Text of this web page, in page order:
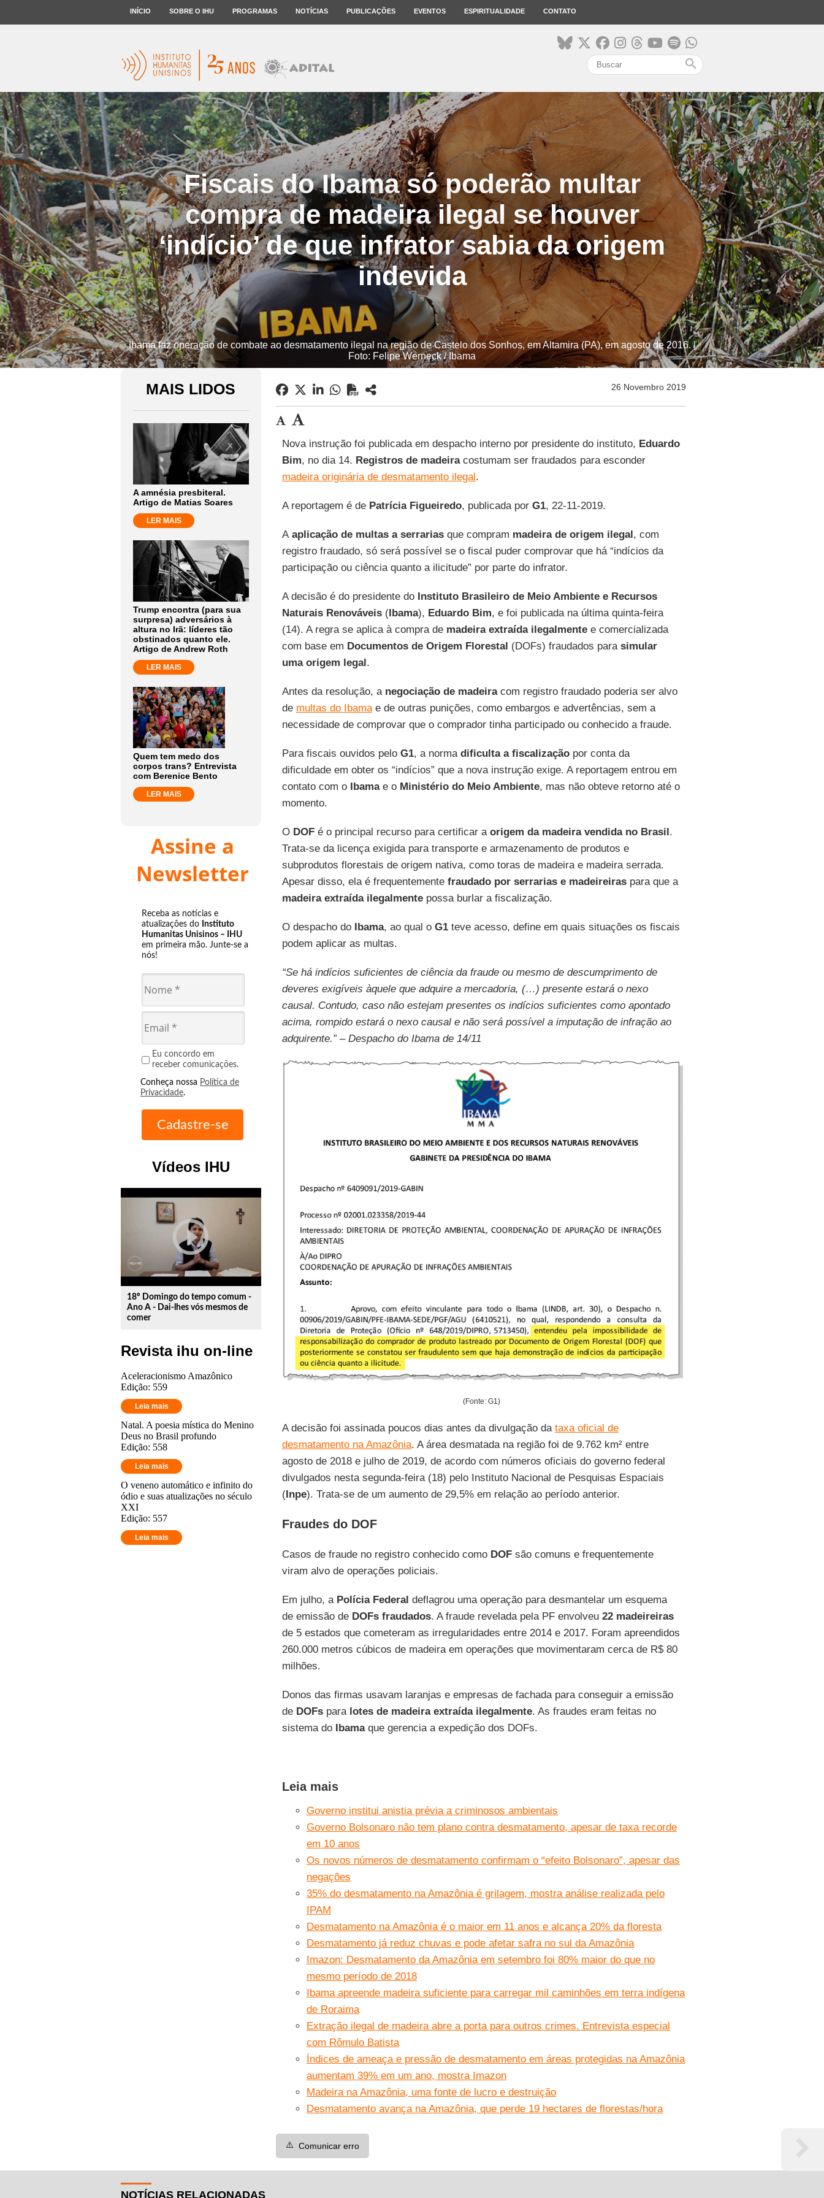
INÍCIO SOBRE O IHU PROGRAMAS NOTÍCIAS PUBLICAÇÕES EVENTOS ESPIRITUALIDADE CONTATO
search
Fiscais do Ibama só poderão multar
compra de madeira ilegal se houver
‘indício’ de que infrator sabia da origem
indevida
Ibama faz operação de combate ao desmatamento ilegal na região de Castelo dos Sonhos, em Altamira (PA), em agosto de 2016. |
Foto: Felipe Werneck / Ibama
MAIS LIDOS
A amnésia presbiteral.
Artigo de Matias Soares
LER MAIS
Trump encontra (para sua
surpresa) adversários à
altura no Irã: líderes tão
obstinados quanto ele.
Artigo de Andrew Roth
LER MAIS
Quem tem medo dos
corpos trans? Entrevista
com Berenice Bento
LER MAIS
Assine a
Newsletter
Receba as notícias e
atualizações do Instituto
Humanitas Unisinos – IHU
em primeira mão. Junte-se a
nós!
Eu concordo em
receber comunicações.
Conheça nossa Política de
Privacidade.
Vídeos IHU
play_circle_outline
18º Domingo do tempo comum -
Ano A - Dai-lhes vós mesmos de
comer
Revista ihu on-line
Aceleracionismo Amazônico
Edição: 559
Leia mais
Natal. A poesia mística do Menino
Deus no Brasil profundo
Edição: 558
Leia mais
O veneno automático e infinito do
ódio e suas atualizações no século
XXI
Edição: 557
Leia mais
26 Novembro 2019
Nova instrução foi publicada em despacho interno por presidente do instituto, Eduardo
Bim, no dia 14. Registros de madeiracostumam ser fraudados para esconder
madeira originária de desmatamento ilegal.
A reportagem é dePatrícia Figueiredo, publicada por G1, 22-11-2019.
Aaplicação de multas a serrariasque compram madeira de origem ilegal, com
registro fraudado, só será possível se o fiscal puder comprovar que há “indícios da
participação ou ciência quanto a ilicitude” por parte do infrator.
A decisão é do presidente do Instituto Brasileiro de Meio Ambiente e Recursos
Naturais Renováveis(Ibama), Eduardo Bim, e foi publicada na última quinta-feira
(14). A regra se aplica à compra de madeira extraída ilegalmentee comercializada
com base em Documentos de Origem Florestal (DOFs) fraudados para simular
uma origem legal.
Antes da resolução, a negociação de madeiracom registro fraudado poderia ser alvo
de multas do Ibamae de outras punições, como embargos e advertências, sem a
necessidade de comprovar que o comprador tinha participado ou conhecido a fraude.
Para fiscais ouvidos pelo G1, a norma dificulta a fiscalizaçãopor conta da
dificuldade em obter os “indícios” que a nova instrução exige. A reportagem entrou em
contato com o Ibamae o Ministério do Meio Ambiente, mas não obteve retorno até o
momento.
O DOFé o principal recurso para certificar a origem da madeira vendida no Brasil.
Trata-se da licença exigida para transporte e armazenamento de produtos e
subprodutos florestais de origem nativa, como toras de madeira e madeira serrada.
Apesar disso, ela é frequentemente fraudado por serrarias e madeireiraspara que a
madeira extraída ilegalmentepossa burlar a fiscalização.
O despacho do Ibama, ao qual o G1teve acesso, define em quais situações os fiscais
podem aplicar as multas.
“Se há indícios suficientes de ciência da fraude ou mesmo de descumprimento de
deveres exigíveis àquele que adquire a mercadoria, (…) presente estará o nexo
causal. Contudo, caso não estejam presentes os indícios suficientes como apontado
acima, rompido estará o nexo causal e não será possível a imputação de infração ao
adquirente.” – Despacho do Ibama de 14/11
(Fonte: G1)
A decisão foi assinada poucos dias antes da divulgação da taxa oficial de
desmatamento na Amazônia. A área desmatada na região foi de 9.762 km² entre
agosto de 2018 e julho de 2019, de acordo com números oficiais do governo federal
divulgados nesta segunda-feira (18) pelo Instituto Nacional de Pesquisas Espaciais
(Inpe). Trata-se de um aumento de 29,5% em relação ao período anterior.
Fraudes do DOF
Casos de fraude no registro conhecido como DOFsão comuns e frequentemente
viram alvo de operações policiais.
Em julho, a Polícia Federal deflagrou uma operação para desmantelar um esquema
de emissão de DOFs fraudados. A fraude revelada pela PF envolveu 22 madeireiras
de 5 estados que cometeram as irregularidades entre 2014 e 2017. Foram apreendidos
260.000 metros cúbicos de madeira em operações que movimentaram cerca de R$ 80
milhões.
Donos das firmas usavam laranjas e empresas de fachada para conseguir a emissão
de DOFsparalotes de madeira extraída ilegalmente. As fraudes eram feitas no
sistema do Ibamaque gerencia a expedição dos DOFs.
Leia mais
Governo institui anistia prévia a criminosos ambientais
Governo Bolsonaro não tem plano contra desmatamento, apesar de taxa recorde
em 10 anos
Os novos números de desmatamento confirmam o “efeito Bolsonaro”, apesar das
negações
35% do desmatamento na Amazônia é grilagem, mostra análise realizada pelo
IPAM
Desmatamento na Amazônia é o maior em 11 anos e alcança 20% da floresta
Desmatamento já reduz chuvas e pode afetar safra no sul da Amazônia
Imazon: Desmatamento da Amazônia em setembro foi 80% maior do que no
mesmo período de 2018
Ibama apreende madeira suficiente para carregar mil caminhões em terra indígena
de Roraima
Extração ilegal de madeira abre a porta para outros crimes. Entrevista especial
com Rômulo Batista
Índices de ameaça e pressão de desmatamento em áreas protegidas na Amazônia
aumentam 39% em um ano, mostra Imazon
Madeira na Amazônia, uma fonte de lucro e destruição
Desmatamento avança na Amazônia, que perde 19 hectares de florestas/hora
⚠️ Comunicar erro
NOTÍCIAS RELACIONADAS